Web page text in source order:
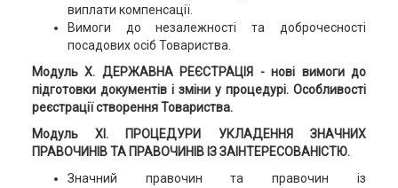
виплати компенсації.
Вимоги до незалежності та доброчесності
посадових осіб Товариства.
Модуль X. ДЕРЖАВНА РЕЄСТРАЦІЯ - нові вимоги до
підготовки документів і зміни у процедурі. Особливості
реєстрації створення Товариства.
Модуль XI. ПРОЦЕДУРИ УКЛАДЕННЯ ЗНАЧНИХ
ПРАВОЧИНІВ ТА ПРАВОЧИНІВ ІЗ ЗАІНТЕРЕСОВАНІСТЮ.
Значний правочин та правочин із